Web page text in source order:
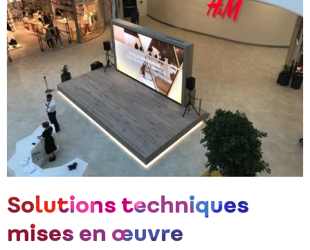
Solutions techniques
mises en œuvre